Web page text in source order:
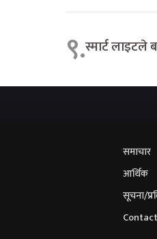
९.स्मार्ट लाइटले
समाचार
आर्थिक
सूचना/
Contact